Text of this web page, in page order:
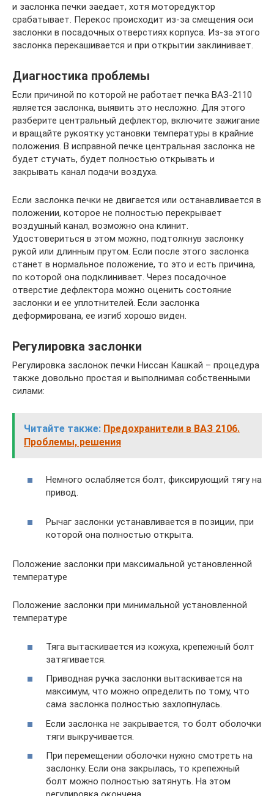
и заслонка печки заедает, хотя моторедуктор
срабатывает. Перекос происходит из-за смещения оси
заслонки в посадочных отверстиях корпуса. Из-за этого
заслонка перекашивается и при открытии заклинивает.
Диагностика проблемы
Если причиной по которой не работает печка ВАЗ-2110
является заслонка, выявить это несложно. Для этого
разберите центральный дефлектор, включите зажигание
и вращайте рукоятку установки температуры в крайние
положения. В исправной печке центральная заслонка не
будет стучать, будет полностью открывать и
закрывать канал подачи воздуха.
Если заслонка печки не двигается или останавливается в
положении, которое не полностью перекрывает
воздушный канал, возможно она клинит.
Удостовериться в этом можно, подтолкнув заслонку
рукой или длинным прутом. Если после этого заслонка
станет в нормальное положение, то это и есть причина,
по которой она подклинивает. Через посадочное
отверстие дефлектора можно оценить состояние
заслонки и ее уплотнителей. Если заслонка
деформирована, ее изгиб хорошо виден.
Регулировка заслонки
Регулировка заслонок печки Ниссан Кашкай – процедура
также довольно простая и выполнимая собственными
силами:
Читайте также: Предохранители в ВАЗ 2106.
Проблемы, решения
Немного ослабляется болт, фиксирующий тягу на
привод.
Рычаг заслонки устанавливается в позиции, при
которой она полностью открыта.
Положение заслонки при максимальной установленной
температуре
Положение заслонки при минимальной установленной
температуре
Тяга вытаскивается из кожуха, крепежный болт
затягивается.
Приводная ручка заслонки вытаскивается на
максимум, что можно определить по тому, что
сама заслонка полностью захлопнулась.
Если заслонка не закрывается, то болт оболочки
тяги выкручивается.
При перемещении оболочки нужно смотреть на
заслонку. Если она закрылась, то крепежный
болт можно полностью затянуть. На этом